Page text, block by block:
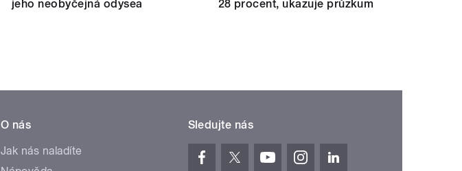
jeho neobyčejná odysea
28 procent, ukazuje průzkum
O nás
Jak nás naladíte
Sledujte nás